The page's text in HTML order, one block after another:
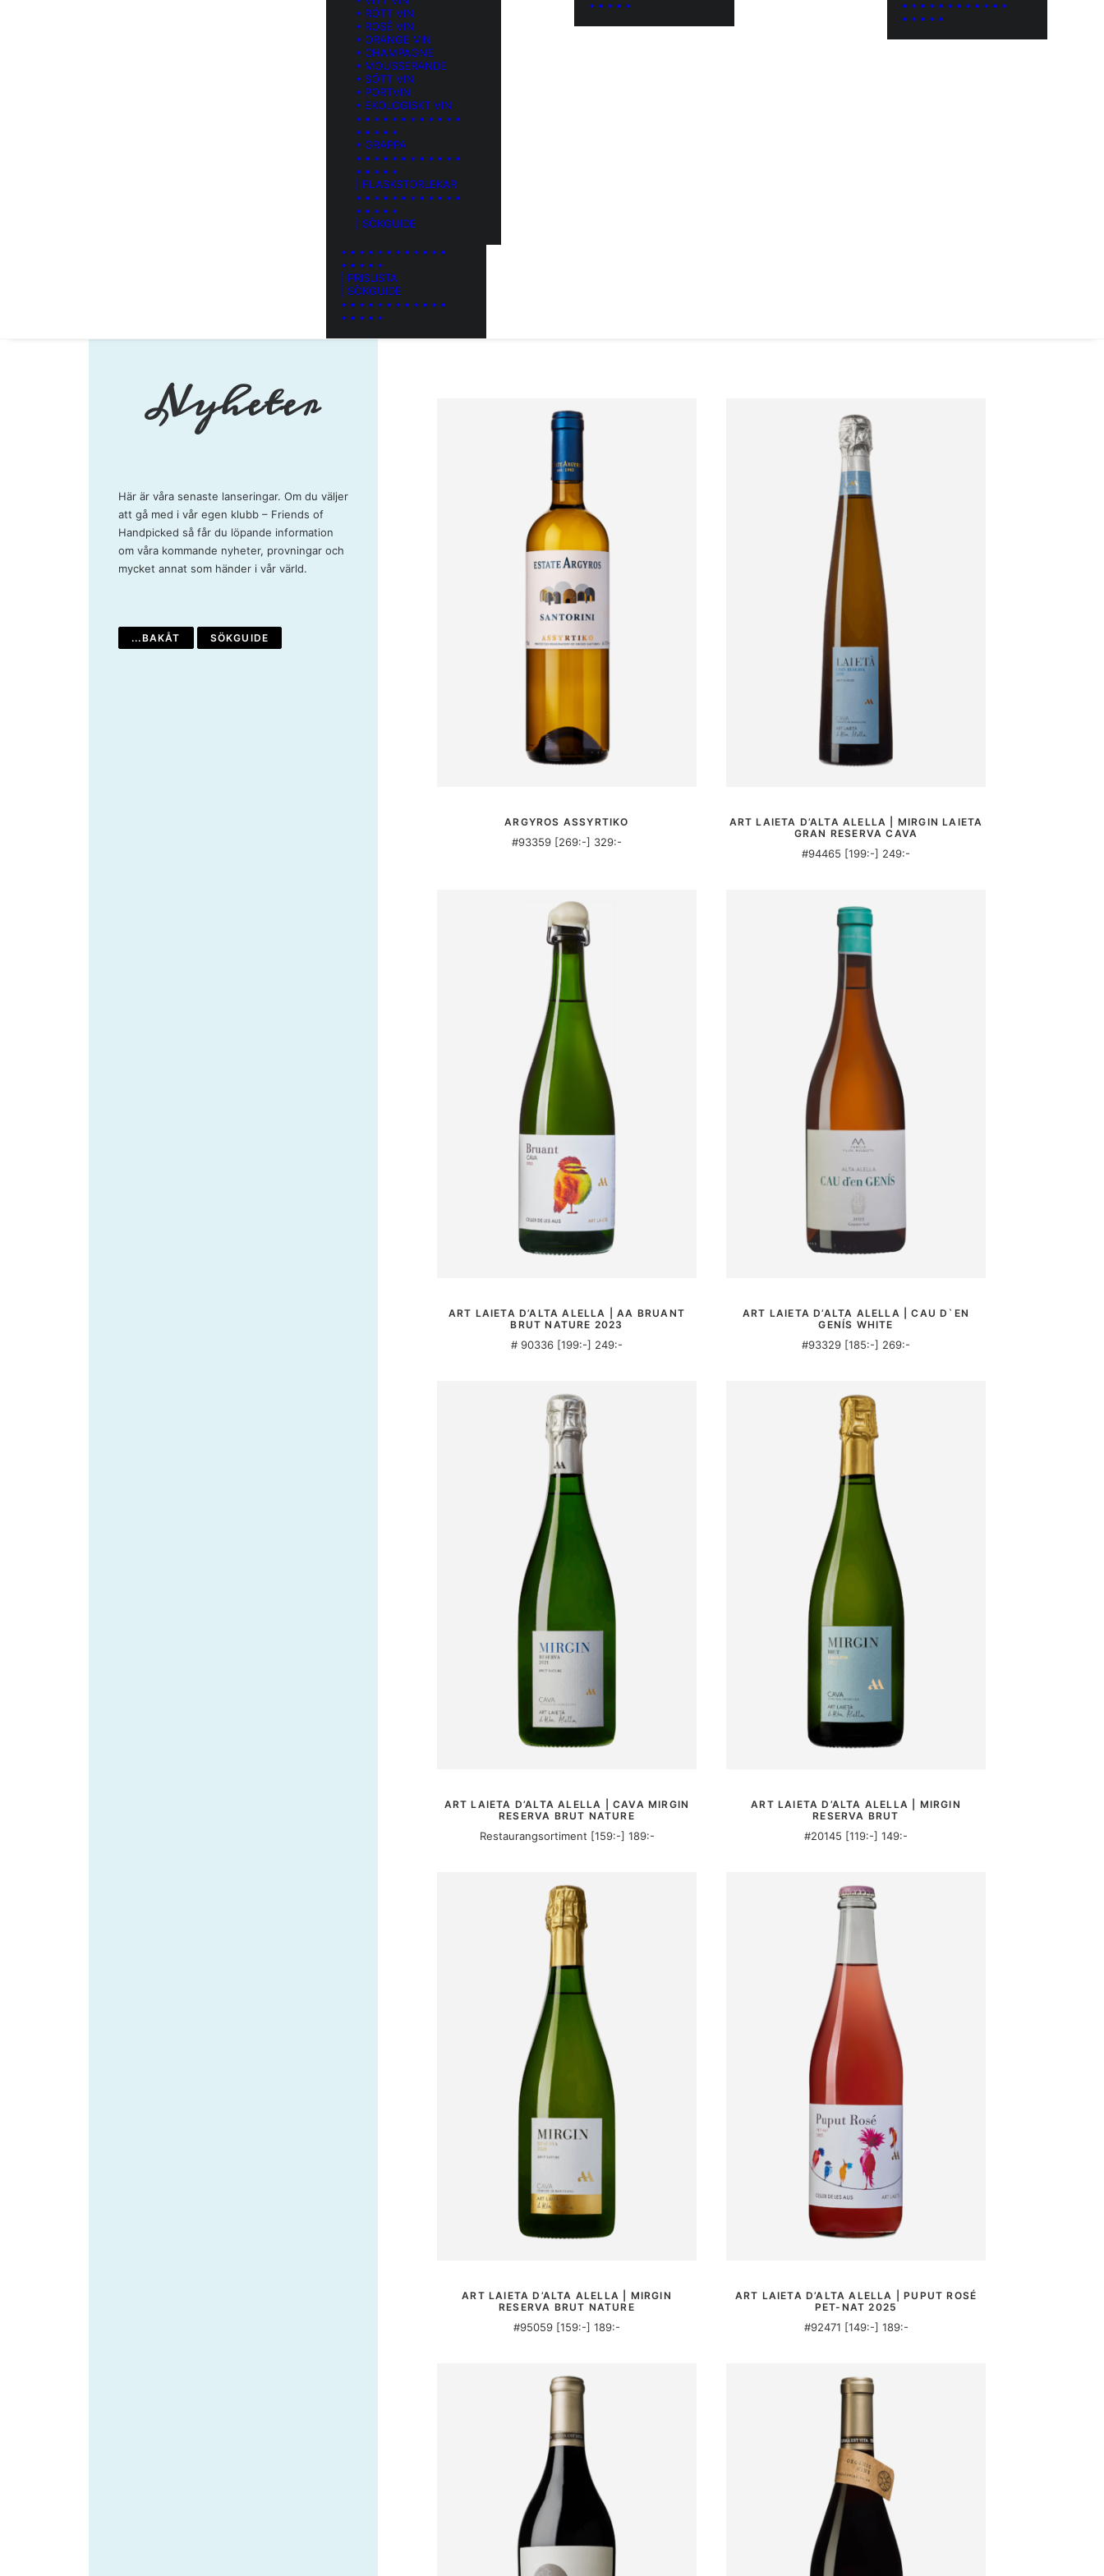
• RÖTT VIN
• ROSÉ VIN
• ORANGE VIN
• CHAMPAGNE
• MOUSSERANDE
• SÖTT VIN
• PORTVIN
• EKOLOGISKT VIN
• • • • • • • • • • • •
• • • • •
• GRAPPA
• • • • • • • • • • • •
• • • • •
| FLASKSTORLEKAR
• • • • • • • • • • • •
• • • • •
| SÖKGUIDE
• • • • • • • • • • • •
• • • • •
| PRISLISTA
| SÖKGUIDE
• • • • • • • • • • • •
• • • • •
• • • • •
• • • • • • • • • • • •
• • • • •
Nyheter
Här är våra senaste lanseringar. Om du väljer
att gå med i vår egen klubb – Friends of
Handpicked så får du löpande information
om våra kommande nyheter, provningar och
mycket annat som händer i vår värld.
ARGYROS ASSYRTIKO
#93359 [269:-] 329:-
ART LAIETA D’ALTA ALELLA | MIRGIN LAIETA
GRAN RESERVA CAVA
#94465 [199:-] 249:-
ART LAIETA D’ALTA ALELLA | AA BRUANT
BRUT NATURE 2023
# 90336 [199:-] 249:-
ART LAIETA D’ALTA ALELLA | CAU D`EN
GENÍS WHITE
#93329 [185:-] 269:-
ART LAIETA D’ALTA ALELLA | CAVA MIRGIN
RESERVA BRUT NATURE
Restaurangsortiment [159:-] 189:-
ART LAIETA D’ALTA ALELLA | MIRGIN
RESERVA BRUT
#20145 [119:-] 149:-
ART LAIETA D’ALTA ALELLA | MIRGIN
RESERVA BRUT NATURE
#95059 [159:-] 189:-
ART LAIETA D’ALTA ALELLA | PUPUT ROSÉ
PET-NAT 2025
#92471 [149:-] 189:-